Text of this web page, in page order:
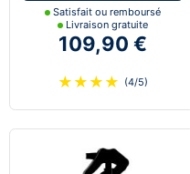
Satisfait ou remboursé
Livraison gratuite
109,90 €
★ ★ ★ ★ (4/5)